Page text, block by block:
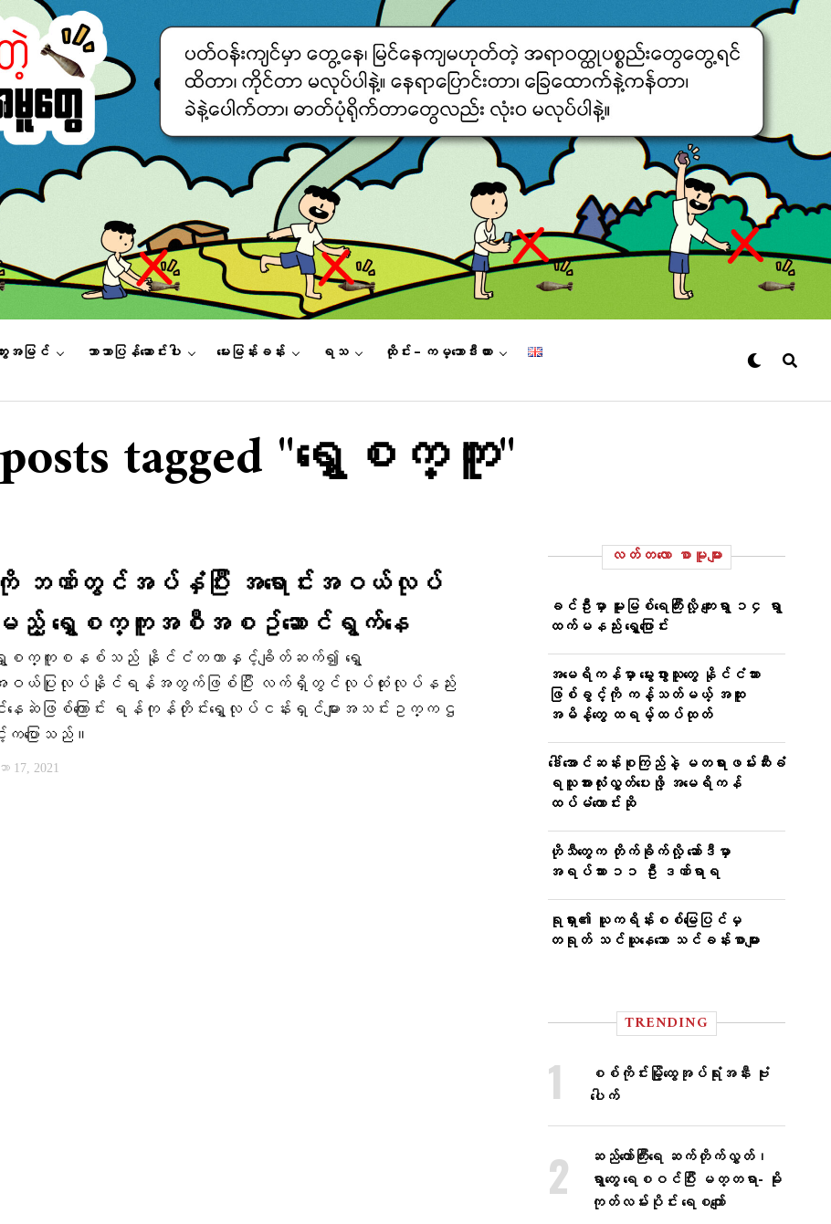
းအမြင် ဘာသာပြန်ဆောင်းပါး မေးမြန်းခန်း ရသ ထိုင်း – ကမ္ဘောဒီးယား
tagged "ရွှေစက္ကူ"
ားကို ဘဏ်တွင်အပ်နှံပြီး အရောင်းအဝယ်လုပ်
ည့် ရွှေစက္ကူအစီအစဥ်ဆောင်ရွက်နေ
ေစက္ကူစနစ်သည် နိုင်ငံတကာနှင့်ချိတ်ဆက်၍ ရွှေ
းအဝယ်ပြုလုပ်နိုင်ရန်အတွက်ဖြစ်ပြီး လက်ရှိတွင်လုပ်ထုံးလုပ်နည်း
းနေဆဲဖြစ်ကြောင်း ရန်ကုန်တိုင်းရွှေလုပ်ငန်းရှင်များအသင်းဥက္ကဌ
င့်ကပြောသည်။
17, 2021
လတ်တ‌လော စာမူများ
ခင်ဦးမှာ မူးမြစ်ရေကြီးလို့ ကျေးရွာ ၁၄ ရွာ
ထက်မနည်း ရွှေ့ပြောင်း
အမေရိကန်မှာ မွေးဖွားသူတွေ နိုင်ငံသား
ဖြစ်ခွင့်ကို ကန့်သတ်မယ့် အထူး
အမိန့်တွေ ထရမ့်ထပ်ထုတ်
ဒေါ်အောင်ဆန်းစုကြည်နဲ့ မတရားဖမ်းဆီးခံ
ရသူအားလုံးလွှတ်ပေးဖို့ အမေရိကန်
ထပ်မံတောင်းဆို
ဟိုသီတွေက တိုက်ခိုက်လို့ ဆော်ဒီမှာ
အရပ်သား ၁၁ ဦး ဒဏ်ရာရ
ရုရှား၏ ယူကရိန်းစစ်မြေပြင်မှ
တရုတ် သင်ယူနေသော သင်ခန်းစာများ
TRENDING
စစ်ကိုင်းမြို့ထွေအုပ်ရုံးအနီး ဗုံး
ပေါက်
ဆည်တော်ကြီးရေ ဆက်တိုက်လွှတ်၊
ရွာတွေ ရေစဝင်ပြီး မတ္တရာ- မိုး
ကုတ်လမ်းပိုင်း ရေစကျော်